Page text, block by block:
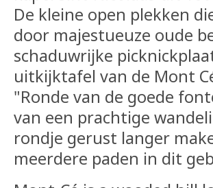
De kleine open plekken
door majestueuze oude
schaduwrijke
uitkijktafel van de Mont
"Ronde van de goede
van een prachtige
rondje gerust langer
meerdere paden in dit